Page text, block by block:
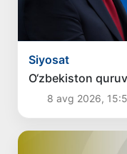
Siyosat
O‘zbekiston
8 avg 2026,